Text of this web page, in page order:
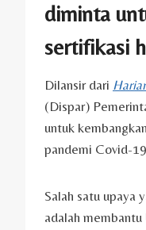
diminta
sertifikasi
Dilansir dari
(Dispar)
untuk
pandemi Covid-
Salah satu upaya
adalah